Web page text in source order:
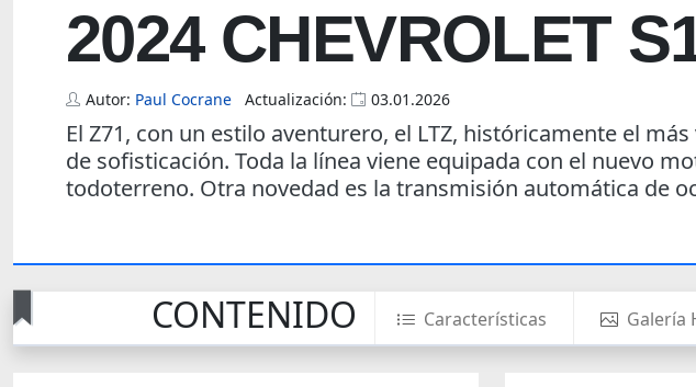
2024 CHEVROLET
Autor: Paul Cocrane Actualización: 03.01.2026
El Z71, con un estilo aventurero, el LTZ, históricamente el
de sofisticación. Toda la línea viene equipada con el nuevo
todoterreno. Otra novedad es la transmisión automática de
CONTENIDO Características Galería